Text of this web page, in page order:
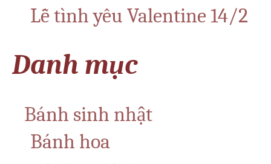
Lễ tình yêu Valentine 14/2
Danh mục
Bánh sinh nhật
Bánh hoa